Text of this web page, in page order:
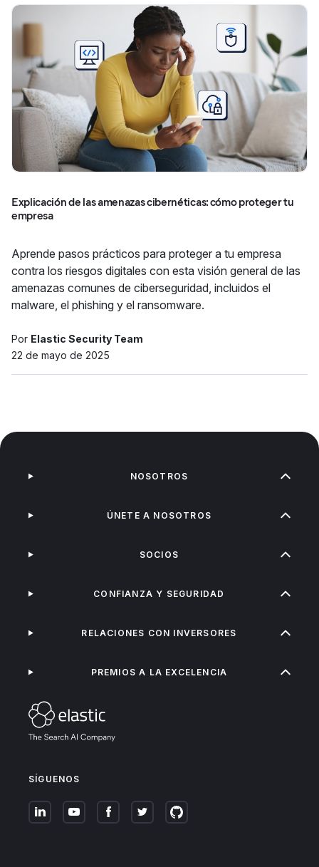
Explicación de las amenazas cibernéticas: cómo proteger tu
empresa
Aprende pasos prácticos para proteger a tu empresa
contra los riesgos digitales con esta visión general de las
amenazas comunes de ciberseguridad, incluidos el
malware, el phishing y el ransomware.
Por Elastic Security Team
22 de mayo de 2025
SÍGUENOS
NOSOTROS
ÚNETE A NOSOTROS
SOCIOS
CONFIANZA Y SEGURIDAD
RELACIONES CON INVERSORES
PREMIOS A LA EXCELENCIA